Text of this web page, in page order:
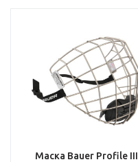
Маска Bauer Profile III